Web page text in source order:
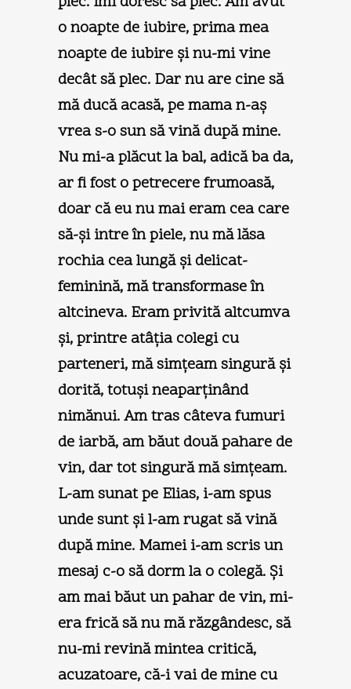
o noapte de iubire, prima mea
noapte de iubire şi nu-mi vine
decât să plec. Dar nu are cine să
mă ducă acasă, pe mama n-aş
vrea s-o sun să vină după mine.
Nu mi-a plăcut la bal, adică ba da,
ar fi fost o petrecere frumoasă,
doar că eu nu mai eram cea care
să-şi intre în piele, nu mă lăsa
rochia cea lungă şi delicat-
feminină, mă transformase în
altcineva. Eram privită altcumva
şi, printre atâţia colegi cu
parteneri, mă simţeam singură şi
dorită, totuşi neaparţinând
nimănui. Am tras câteva fumuri
de iarbă, am băut două pahare de
vin, dar tot singură mă simţeam.
L-am sunat pe Elias, i-am spus
unde sunt şi l-am rugat să vină
după mine. Mamei i-am scris un
mesaj c-o să dorm la o colegă. Şi
am mai băut un pahar de vin, mi-
era frică să nu mă răzgândesc, să
nu-mi revină mintea critică,
acuzatoare, că-i vai de mine cu